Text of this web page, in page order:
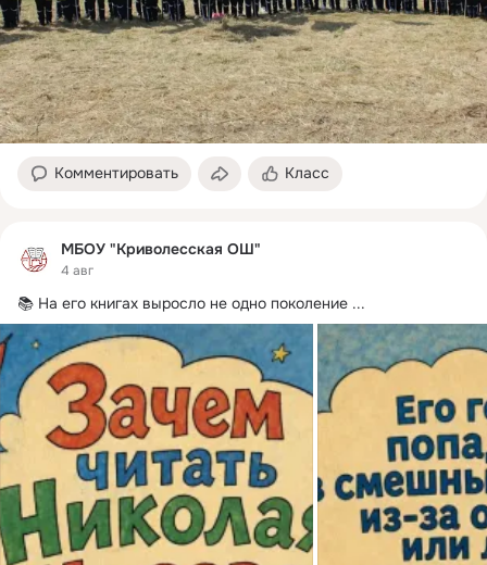
Комментировать Класс
МБОУ "Криволесская ОШ"
4 авг
📚 На его книгах выросло не одно поколение ...